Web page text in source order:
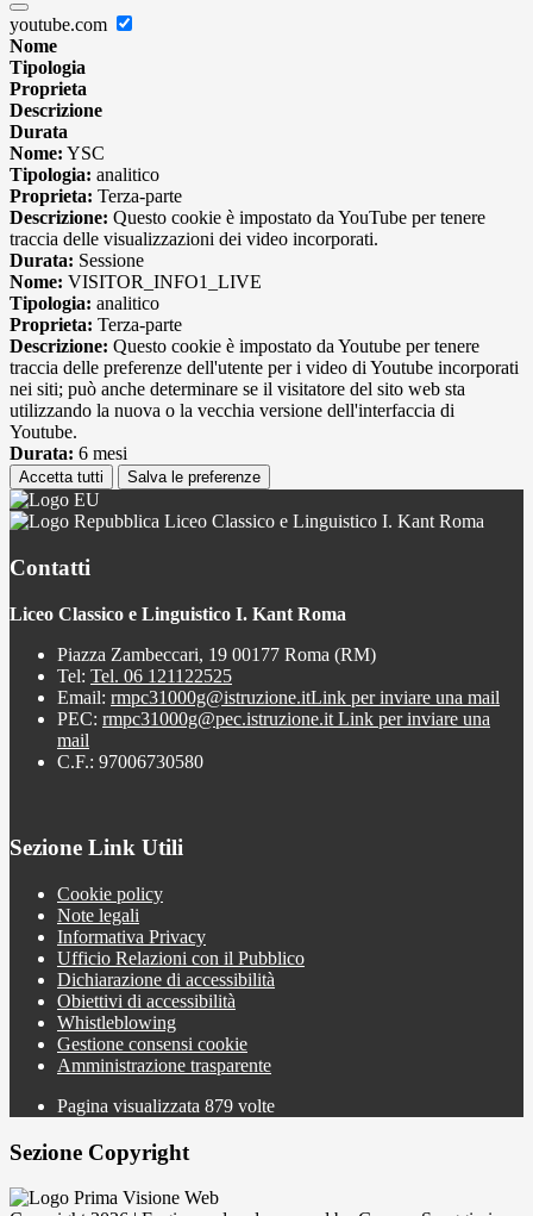
youtube.com
Nome
Tipologia
Proprieta
Descrizione
Durata
Nome: YSC
Tipologia: analitico
Proprieta: Terza-parte
Descrizione: Questo cookie è impostato da YouTube per tenere
traccia delle visualizzazioni dei video incorporati.
Durata: Sessione
Nome: VISITOR_INFO1_LIVE
Tipologia: analitico
Proprieta: Terza-parte
Descrizione: Questo cookie è impostato da Youtube per tenere
traccia delle preferenze dell'utente per i video di Youtube incorporati
nei siti; può anche determinare se il visitatore del sito web sta
utilizzando la nuova o la vecchia versione dell'interfaccia di
Youtube.
Durata: 6 mesi
Accetta tutti Salva le preferenze
Liceo Classico e Linguistico I. Kant Roma
Contatti
Liceo Classico e Linguistico I. Kant Roma
Piazza Zambeccari, 19 00177 Roma (RM)
Tel: Tel. 06 121122525
Email: rmpc31000g@istruzione.itLink per inviare una mail
PEC: rmpc31000g@pec.istruzione.it Link per inviare una
mail
C.F.: 97006730580
Sezione Link Utili
Cookie policy
Note legali
Informativa Privacy
Ufficio Relazioni con il Pubblico
Dichiarazione di accessibilità
Obiettivi di accessibilità
Whistleblowing
Gestione consensi cookie
Amministrazione trasparente
Pagina visualizzata 879 volte
Sezione Copyright